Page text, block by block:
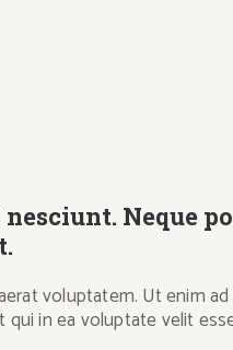
Neque
voluptatem. Ut enim
in ea voluptate velit